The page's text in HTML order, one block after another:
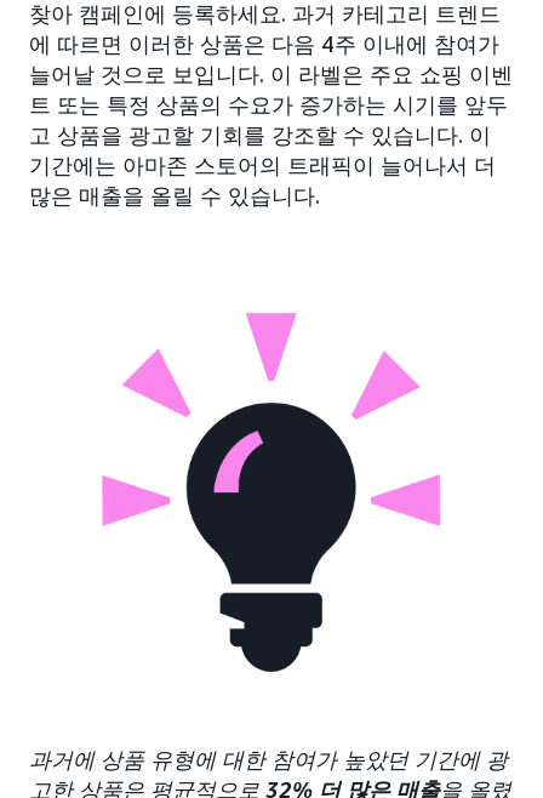
찾아 캠페인에 등록하세요. 과거 카테고리 트렌드
에 따르면 이러한 상품은 다음 4주 이내에 참여가
늘어날 것으로 보입니다. 이 라벨은 주요 쇼핑 이벤
트 또는 특정 상품의 수요가 증가하는 시기를 앞두
고 상품을 광고할 기회를 강조할 수 있습니다. 이
기간에는 아마존 스토어의 트래픽이 늘어나서 더
많은 매출을 올릴 수 있습니다.
과거에 상품 유형에 대한 참여가 높았던 기간에 광
고한 상품은 평균적으로 32% 더 많은 매출을 올렸